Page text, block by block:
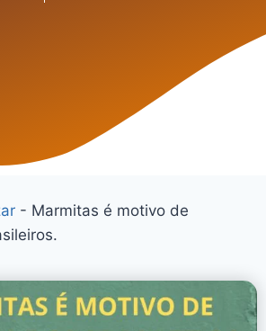
- Marmitas é motivo de